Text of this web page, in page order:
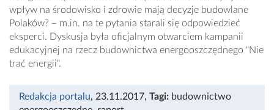
wpływ na środowisko i zdrowie mają decyzje budowlane
Polaków? – m.in. na te pytania starali się odpowiedzieć
eksperci. Dyskusja była oficjalnym otwarciem kampanii
edukacyjnej na rzecz budownictwa energooszczędnego "Nie
trać energii".
Redakcja portalu, 23.11.2017, Tagi: budownictwo